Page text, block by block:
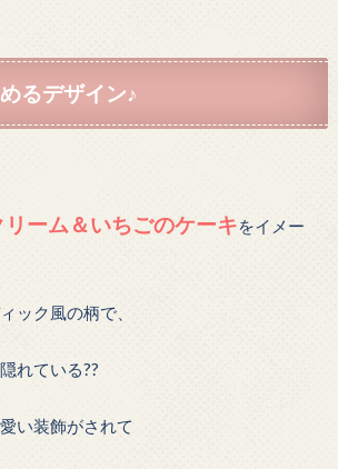
るデザイン♪
ーム＆いちごのケーキをイメー
ック風の柄で、
れている??
い装飾がされて